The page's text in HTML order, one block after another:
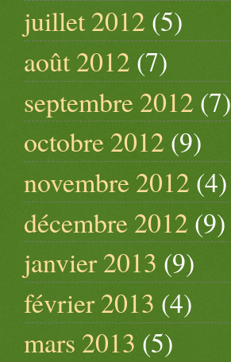
juillet 2012 (5)
août 2012 (7)
septembre 2012 (7)
octobre 2012 (9)
novembre 2012 (4)
décembre 2012 (9)
janvier 2013 (9)
février 2013 (4)
mars 2013 (5)